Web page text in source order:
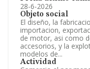
28-6-2026
Objeto social
El diseño, la
importacion,
de motor, asi como
accesorios, y la
modelos de...
Actividad